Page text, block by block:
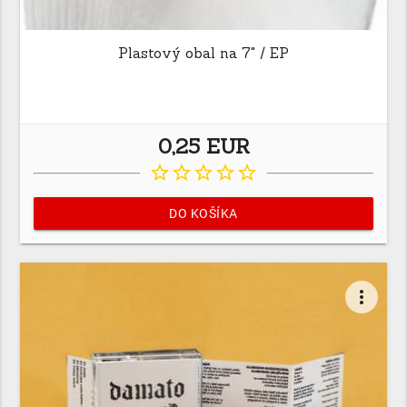
Plastový obal na 7" / EP
0,25 EUR
star_borderstar_borderstar_borderstar_borderstar_border
DO KOŠÍKA
more_vert